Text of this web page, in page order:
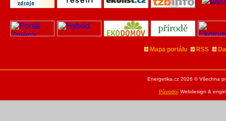
Mapa portálu RSS
Energetika.cz 2026 © Všechna
PůvodníWebdesign &